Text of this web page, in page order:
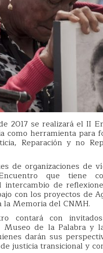
2017 se realizará el II
como herramienta para
Reparación y no
de organizaciones de
que tiene
intercambio de
con los proyectos de
la Memoria del CNMH.
contará con
Museo de la Palabra
darán sus
justicia transicional y